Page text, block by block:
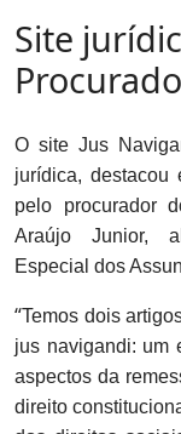
Site
O site Jus
jurídica, destacou
pelo procurador
Araújo Junior,
Especial dos
“Temos dois
jus navigandi: um
aspectos da
direito